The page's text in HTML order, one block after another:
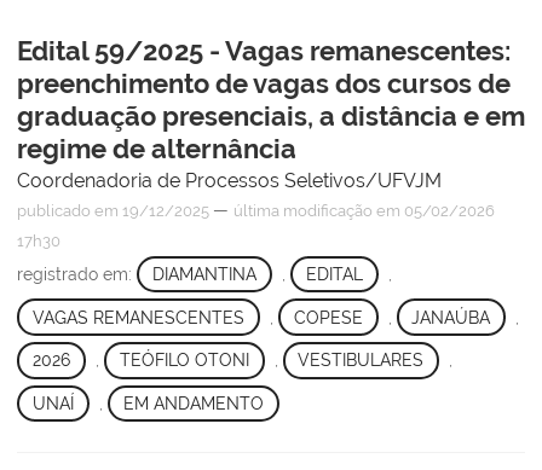
Edital 59/2025 - Vagas remanescentes:
preenchimento de vagas dos cursos de
graduação presenciais, a distância e em
regime de alternância
Coordenadoria de Processos Seletivos/UFVJM
publicado em 19/12/2025 — última modificação em 05/02/2026
17h30
registrado em: DIAMANTINA EDITAL
VAGAS REMANESCENTES COPESE JANAÚBA
2026 , TEÓFILO OTONI , VESTIBULARES ,
UNAÍ EM ANDAMENTO